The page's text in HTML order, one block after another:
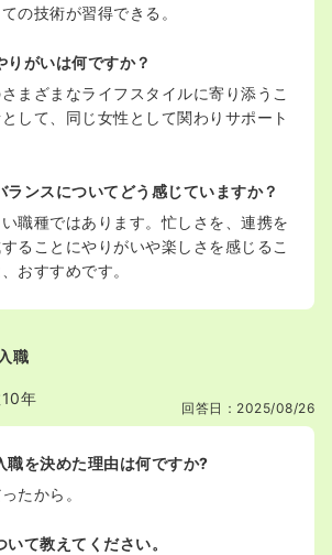
の技術が習得できる。
りがいは何ですか？
まざまなライフスタイルに寄り添うこ
して、同じ女性として関わりサポート
ランスについてどう感じていますか？
職種ではあります。忙しさを、連携を
ることにやりがいや楽しさを感じるこ
おすすめです。
職
年
回答日：2025/08/26
職を決めた理由は何ですか?
たから。
て教えてください。